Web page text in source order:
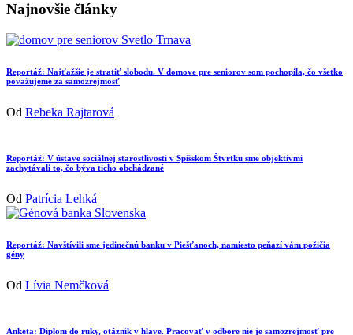
Najnovšie články
Reportáž: Najťažšie je stratiť slobodu. V domove pre seniorov som pochopila, čo všetko
považujeme za samozrejmosť
Od Rebeka Rajtarová
Reportáž: V ústave sociálnej starostlivosti v Spišskom Štvrtku sme objektívmi
zachytávali to, čo býva ticho obchádzané
Od Patrícia Lehká
Reportáž: Navštívili sme jedinečnú banku v Piešťanoch, namiesto peňazí vám požičia
gény
Od Lívia Nemčková
Anketa: Diplom do ruky, otáznik v hlave. Pracovať v odbore nie je samozrejmosť pre